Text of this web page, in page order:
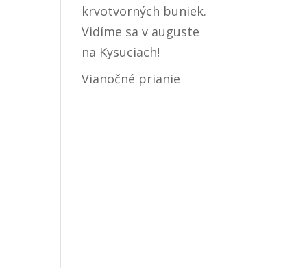
krvotvorných buniek.
Vidíme sa v auguste
na Kysuciach!
Vianočné prianie